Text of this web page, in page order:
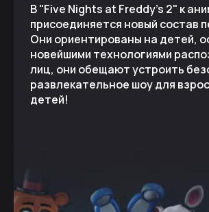
В "Five Nights at Freddy's 2" к
присоединяется новый состав
Они ориентированы на детей,
новейшими технологиями
лиц, они обещают устроить
развлекательное шоу для
детей!